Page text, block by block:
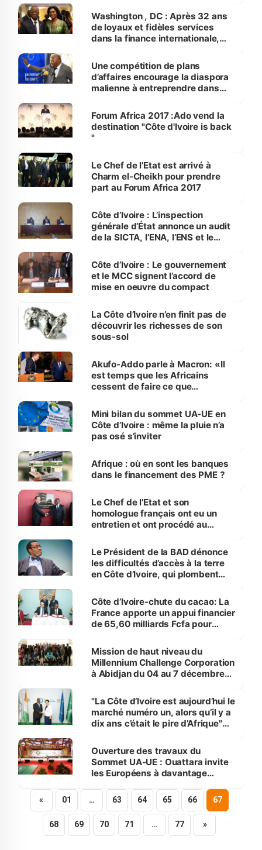
Washington , DC : Après 32 ans
de loyaux et fidèles services
dans la finance internationale,
gouvernement ivoirien
Une compétition de plans
d’affaires encourage la diaspora
malienne à entreprendre dans
Forum Africa 2017 :Ado vend la
destination "Côte d'Ivoire is back
"
Le Chef de l’Etat est arrivé à
Charm el-Cheikh pour prendre
part au Forum Africa 2017
Côte d’Ivoire : L’inspection
générale d’État annonce un audit
de la SICTA, l’ENA, l’ENS et le
Côte d’Ivoire : Le gouvernement
et le MCC signent l’accord de
mise en oeuvre du compact
La Côte d’Ivoire n’en finit pas de
découvrir les richesses de son
sous-sol
Akufo-Addo parle à Macron: «Il
est temps que les Africains
cessent de faire ce que
Mini bilan du sommet UA-UE en
Côte d’Ivoire : même la pluie n’a
pas osé s’inviter
Afrique : où en sont les banques
dans le financement des PME ?
Le Chef de l’Etat et son
homologue français ont eu un
entretien et ont procédé au
d’Abidjan.
Le Président de la BAD dénonce
les difficultés d’accès à la terre
en Côte d’Ivoire, qui plombent
Côte d’Ivoire-chute du cacao: La
France apporte un appui financier
de 65,60 milliards Fcfa pour
2017
Mission de haut niveau du
Millennium Challenge Corporation
à Abidjan du 04 au 7 décembre
"La Côte d’Ivoire est aujourd’hui le
marché numéro un, alors qu’il y a
dix ans c’était le pire d’Afrique"
Ouverture des travaux du
Sommet UA-UE : Ouattara invite
les Européens à davantage
pour mettre un frein à
l’immigration clandestine
« 01 … 63 64 65 66 67
68 69 70 71 … 77 »